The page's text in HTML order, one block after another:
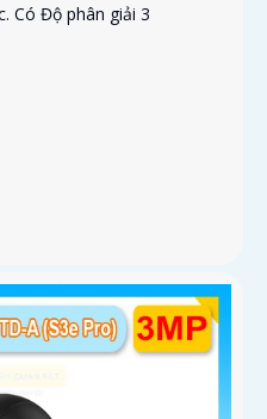
Có Độ phân giải 3